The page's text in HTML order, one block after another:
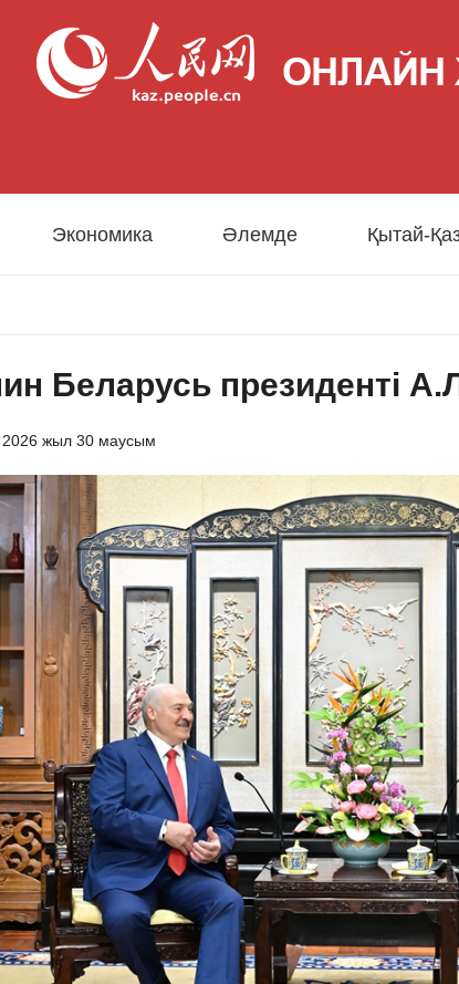
Экономика Әлемде Қытай-
Беларусь президенті
2026 жыл 30 маусым